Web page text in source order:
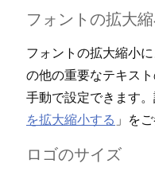
フ⁠ォントの拡大
フ⁠ォントの拡大縮小
の他の重要なテキス
手動で設定できます⁠
を拡大縮小する 」を
ロゴのサイズ